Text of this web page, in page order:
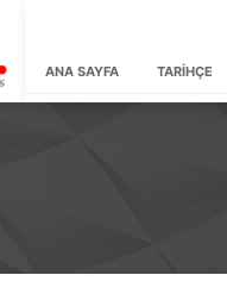
ANA SAYFA TARİHÇE